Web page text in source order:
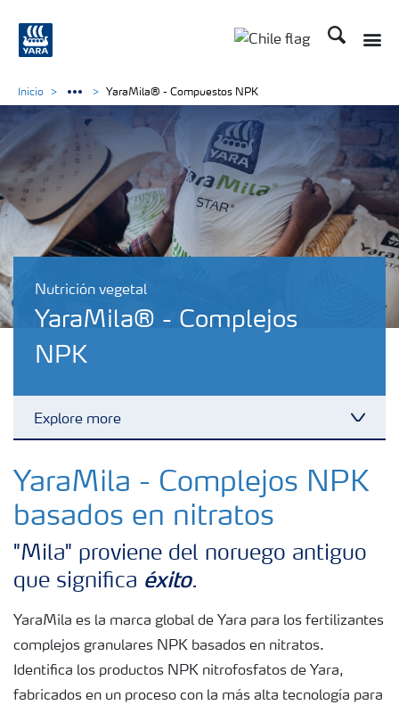
Buscar
Nutrición vegetal
YaraMila® - Complejos
NPK
Explore more
Fertilizantes con baja Huella de Carbono
Fertilizantes
Portafolio de Agricultura Digital
Almacenaje y manejo de fertilizantes
Soluciones por cultivos
Inicio YaraMila® - Compuestos NPK
YaraMila - Complejos NPK
basados en nitratos
"Mila" proviene del noruego antiguo
que significa éxito.
YaraMila es la marca global de Yara para los fertilizantes
complejos granulares NPK basados en nitratos.
Identifica los productos NPK nitrofosfatos de Yara,
fabricados en un proceso con la más alta tecnología para